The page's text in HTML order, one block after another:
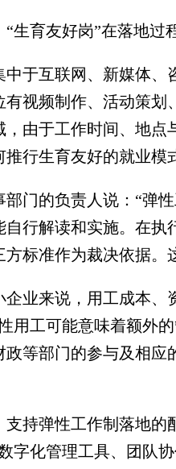
育友好岗”在落地过程
互联网、新媒体、
视频制作、活动策划
，由于工作时间、地
行生育友好的就业模
的负责人说：“弹性
自行解读和实施。在
标准作为裁决依据。
来说，用工成本、
用工可能意味着额外
政等部门的参与及相
弹性工作制落地的
字化管理工具、团队